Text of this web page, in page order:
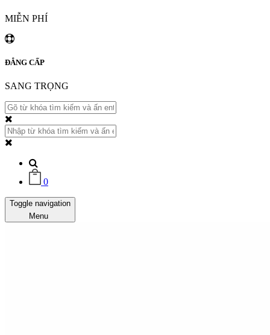
MIỄN PHÍ
ĐẲNG CẤP
SANG TRỌNG
0
Toggle navigation
Menu